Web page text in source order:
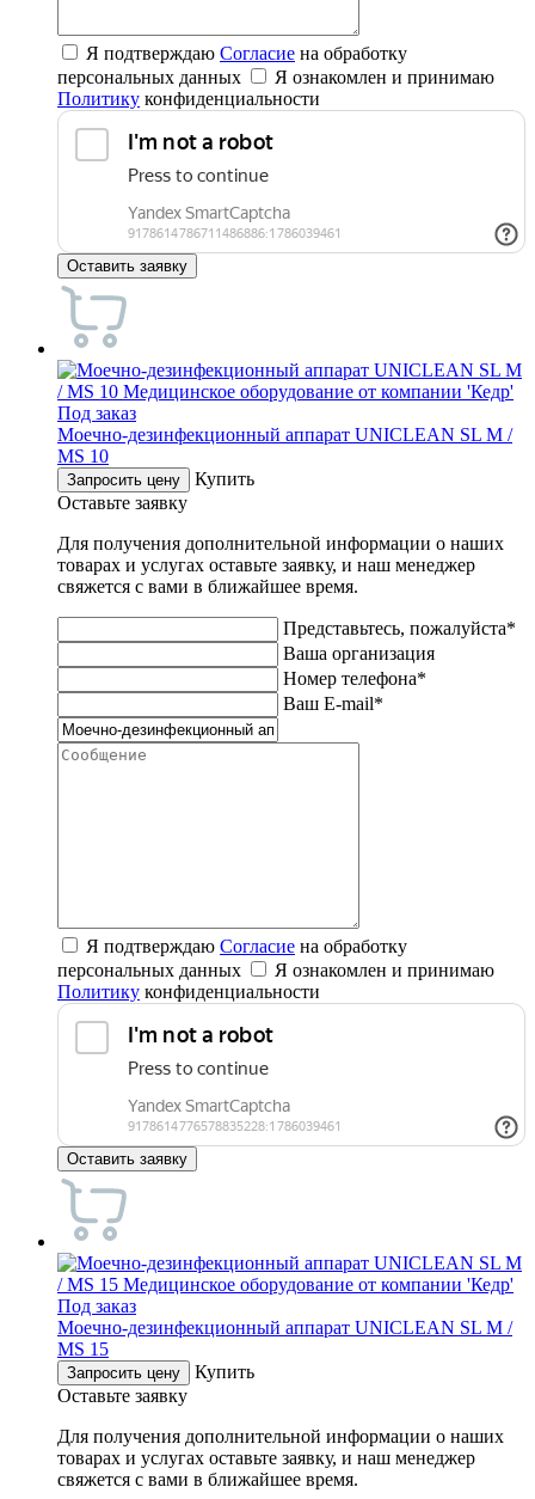
Я подтверждаю Согласие на обработку
персональных данных
Я ознакомлен и принимаю
Политику конфиденциальности
Оставить заявку
Под заказ
Mоечно-дезинфекционный аппарат UNICLEAN SL M /
MS 10
Запросить цену
Купить
Оставьте заявку
Для получения дополнительной информации о наших
товарах и услугах оставьте заявку, и наш менеджер
свяжется с вами в ближайшее время.
Представьтесь, пожалуйста*
Ваша организация
Номер телефона*
Ваш E-mail*
Я подтверждаю Согласие на обработку
персональных данных
Я ознакомлен и принимаю
Политику конфиденциальности
Оставить заявку
Под заказ
Mоечно-дезинфекционный аппарат UNICLEAN SL M /
MS 15
Запросить цену
Купить
Оставьте заявку
Для получения дополнительной информации о наших
товарах и услугах оставьте заявку, и наш менеджер
свяжется с вами в ближайшее время.